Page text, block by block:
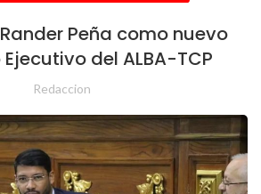
Peña como nuevo
del ALBA-TCP
Redaccion